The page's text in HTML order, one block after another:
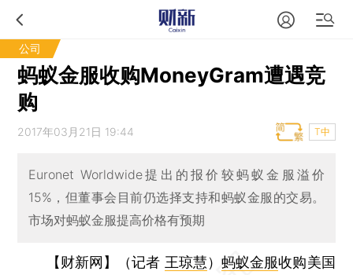
公司
蚂蚁金服收购MoneyGram遭遇竞
购
2017年03月21日 19:44 T中
Euronet Worldwide提出的报价较蚂蚁金服溢价
15%，但董事会目前仍选择支持和蚂蚁金服的交易。
市场对蚂蚁金服提高价格有预期
【财新网】（记者 王琼慧） 蚂蚁金服收购美国